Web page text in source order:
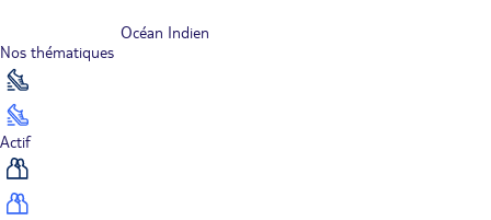
Océan Indien
Nos thématiques
Actif